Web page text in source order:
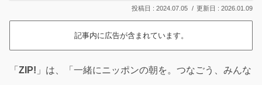
2024.07.05 2026.01.09
記事内に広告が含まれています。
「 ZIP! 」は、「一緒にニッポンの朝を。つなごう、みんな